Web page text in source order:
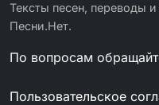
Тексты песен,
Песни.Нет.
По вопросам
Пользовательское